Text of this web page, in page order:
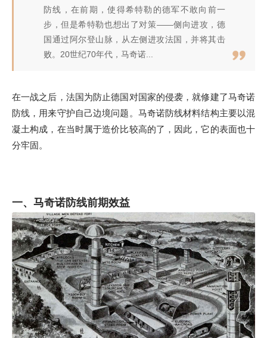
防线，在前期，使得希特勒的德军不敢向前一
步，但是希特勒也想出了对策――侧向进攻，德
国通过阿尔登山脉，从左侧进攻法国，并将其击
败。20世纪70年代，马奇诺...
在一战之后，法国为防止德国对国家的侵袭，就修建了马奇诺
防线，用来守护自己边境问题。马奇诺防线材料结构主要以混
凝土构成，在当时属于造价比较高的了，因此，它的表面也十
分牢固。
一、马奇诺防线前期效益